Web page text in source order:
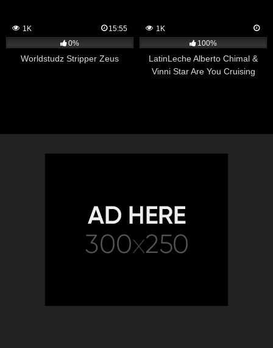
1K
15:55
0%
Worldstudz Stripper Zeus
1K
100%
LatinLeche Alberto Chimal &
Vinni Star Are You Cruising